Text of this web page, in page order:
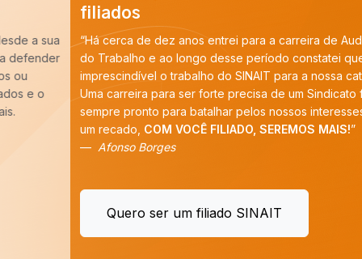
“Há cerca de dez anos entrei para a carreira de Auditoria-Fiscal
do Trabalho e ao longo desse período constatei que é
imprescindível o trabalho do SINAIT para a nossa categoria.
Uma carreira para ser forte precisa de um Sindicato forte,
sempre pronto para batalhar pelos nossos interesses. E tenho
COM VOCÊ FILIADO, SEREMOS MAIS!”
Afonso Borges
Quero ser um filiado SINAIT